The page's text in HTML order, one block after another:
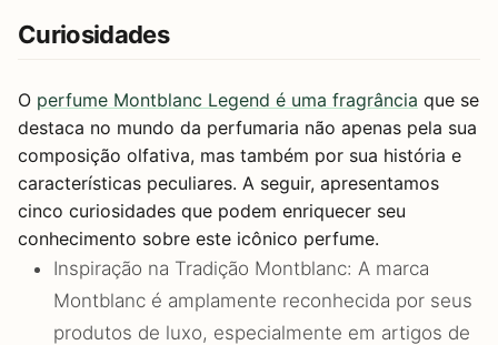
Curiosidades
O perfume Montblanc Legend é uma fragrância que se
destaca no mundo da perfumaria não apenas pela sua
composição olfativa, mas também por sua história e
características peculiares. A seguir, apresentamos
cinco curiosidades que podem enriquecer seu
conhecimento sobre este icônico perfume.
Inspiração na Tradição Montblanc: A marca
Montblanc é amplamente reconhecida por seus
produtos de luxo, especialmente em artigos de